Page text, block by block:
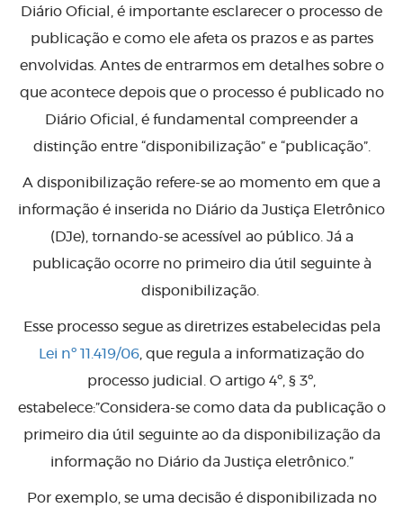
Diário Oficial, é importante esclarecer o processo de
publicação e como ele afeta os prazos e as partes
envolvidas. Antes de entrarmos em detalhes sobre o
que acontece depois que o processo é publicado no
Diário Oficial, é fundamental compreender a
distinção entre “disponibilização” e “publicação”.
A disponibilização refere-se ao momento em que a
informação é inserida no Diário da Justiça Eletrônico
(DJe), tornando-se acessível ao público. Já a
publicação ocorre no primeiro dia útil seguinte à
disponibilização.
Esse processo segue as diretrizes estabelecidas pela
Lei nº 11.419/06, que regula a informatização do
processo judicial. O artigo 4º, § 3º,
estabelece:”Considera-se como data da publicação o
primeiro dia útil seguinte ao da disponibilização da
informação no Diário da Justiça eletrônico.”
Por exemplo, se uma decisão é disponibilizada no